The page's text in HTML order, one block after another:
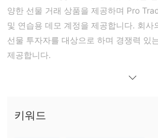
양한 선물 거래 상품을 제공하며 Pro
및 연습용 데모 계정을 제공합니다. 회사
선물 투자자를 대상으로 하며 경쟁력 있
제공합니다.
로,BAPPEBTI
키워드